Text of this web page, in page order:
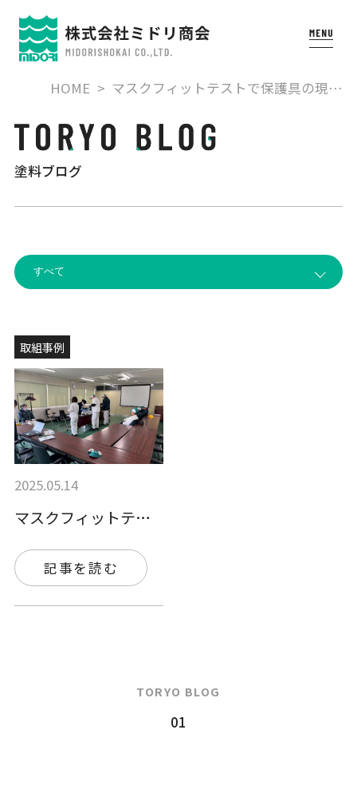
HOME マスクフィットテストで保護具の現…
塗料ブログ
取組事例
2025.05.14
マスクフィットテストで保護具の現状を把握…
記事を読む
TORYO BLOG
01